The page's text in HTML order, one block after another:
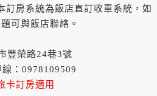
定住宿日前第一日至第二日
約定房價總金額百分之五十。
預收約定房價總金額。
日後消費折抵使用：
住宿日當日前到達者，得請求
訂房系統為飯店直訂收單系統，如
可與飯店聯絡。
豐榮路24巷3號
線：0978109509
卡訂房適用